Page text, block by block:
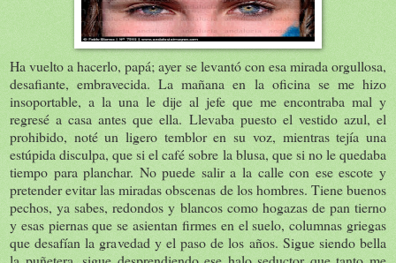
Ha vuelto a hacerlo, papá; ayer se levantó con esa mirada orgullosa,
desafiante, embravecida. La mañana en la oficina se me hizo
insoportable, a la una le dije al jefe que me encontraba mal y
regresé a casa antes que ella. Llevaba puesto el vestido azul, el
prohibido, noté un ligero temblor en su voz, mientras tejía una
estúpida disculpa, que si el café sobre la blusa, que si no le quedaba
tiempo para planchar. No puede salir a la calle con ese escote y
pretender evitar las miradas obscenas de los hombres. Tiene buenos
pechos, ya sabes, redondos y blancos como hogazas de pan tierno
y esas piernas que se asientan firmes en el suelo, columnas griegas
que desafían la gravedad y el paso de los años. Sigue siendo bella